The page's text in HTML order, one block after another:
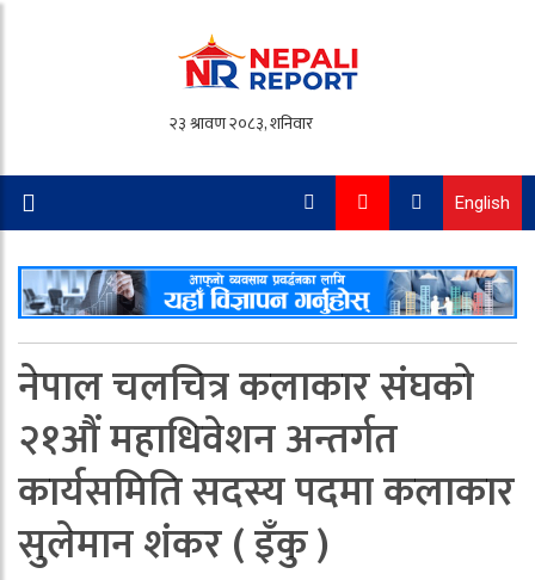
English
नेपाल चलचित्र कलाकार संघको
२१औं महाधिवेशन अन्तर्गत
कार्यसमिति सदस्य पदमा कलाकार
सुलेमान शंकर ( इँकु )